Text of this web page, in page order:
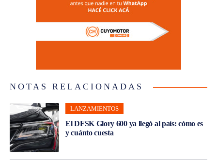
NOTAS RELACIONADAS
LANZAMIENTOS
El DFSK Glory 600 ya llegó al país: cómo es
y cuánto cuesta